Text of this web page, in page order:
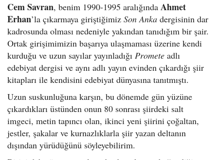
Cem Savran, benim 1990-1995 aralığında Ahmet
Erhan’la çıkarmaya giriştiğimiz Son Anka dergisinin dar
kadrosunda olması nedeniyle yakından tanıdığım bir şair.
Ortak girişimimizin başarıya ulaşmaması üzerine kendi
kurduğu ve uzun sayılar yayınladığı Promete adlı
edebiyat dergisi ve aynı adlı yayın evinden çıkardığı şiir
kitapları ile kendisini edebiyat dünyasına tanıtmıştı.
Uzun suskunluğuna karşın, bu dönemde gün yüzüne
çıkardıkları üstünden onun 80 sonrası şiirdeki salt
imgeci, metin tapıncı olan, ikinci yeni şiirini çoğaltan,
jestler, şakalar ve kurnazlıklarla şiir yazan deltanın
dışından yürüdüğünü söyleyebilirim.